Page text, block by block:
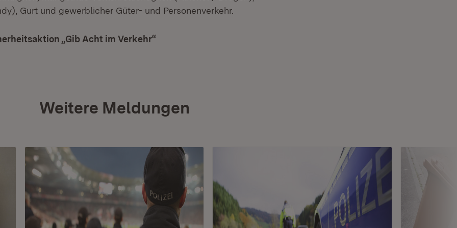
Gurt und gewerblicher Güter- und Personenverkehr.
„Gib Acht im Verkehr“
Weitere Meldungen